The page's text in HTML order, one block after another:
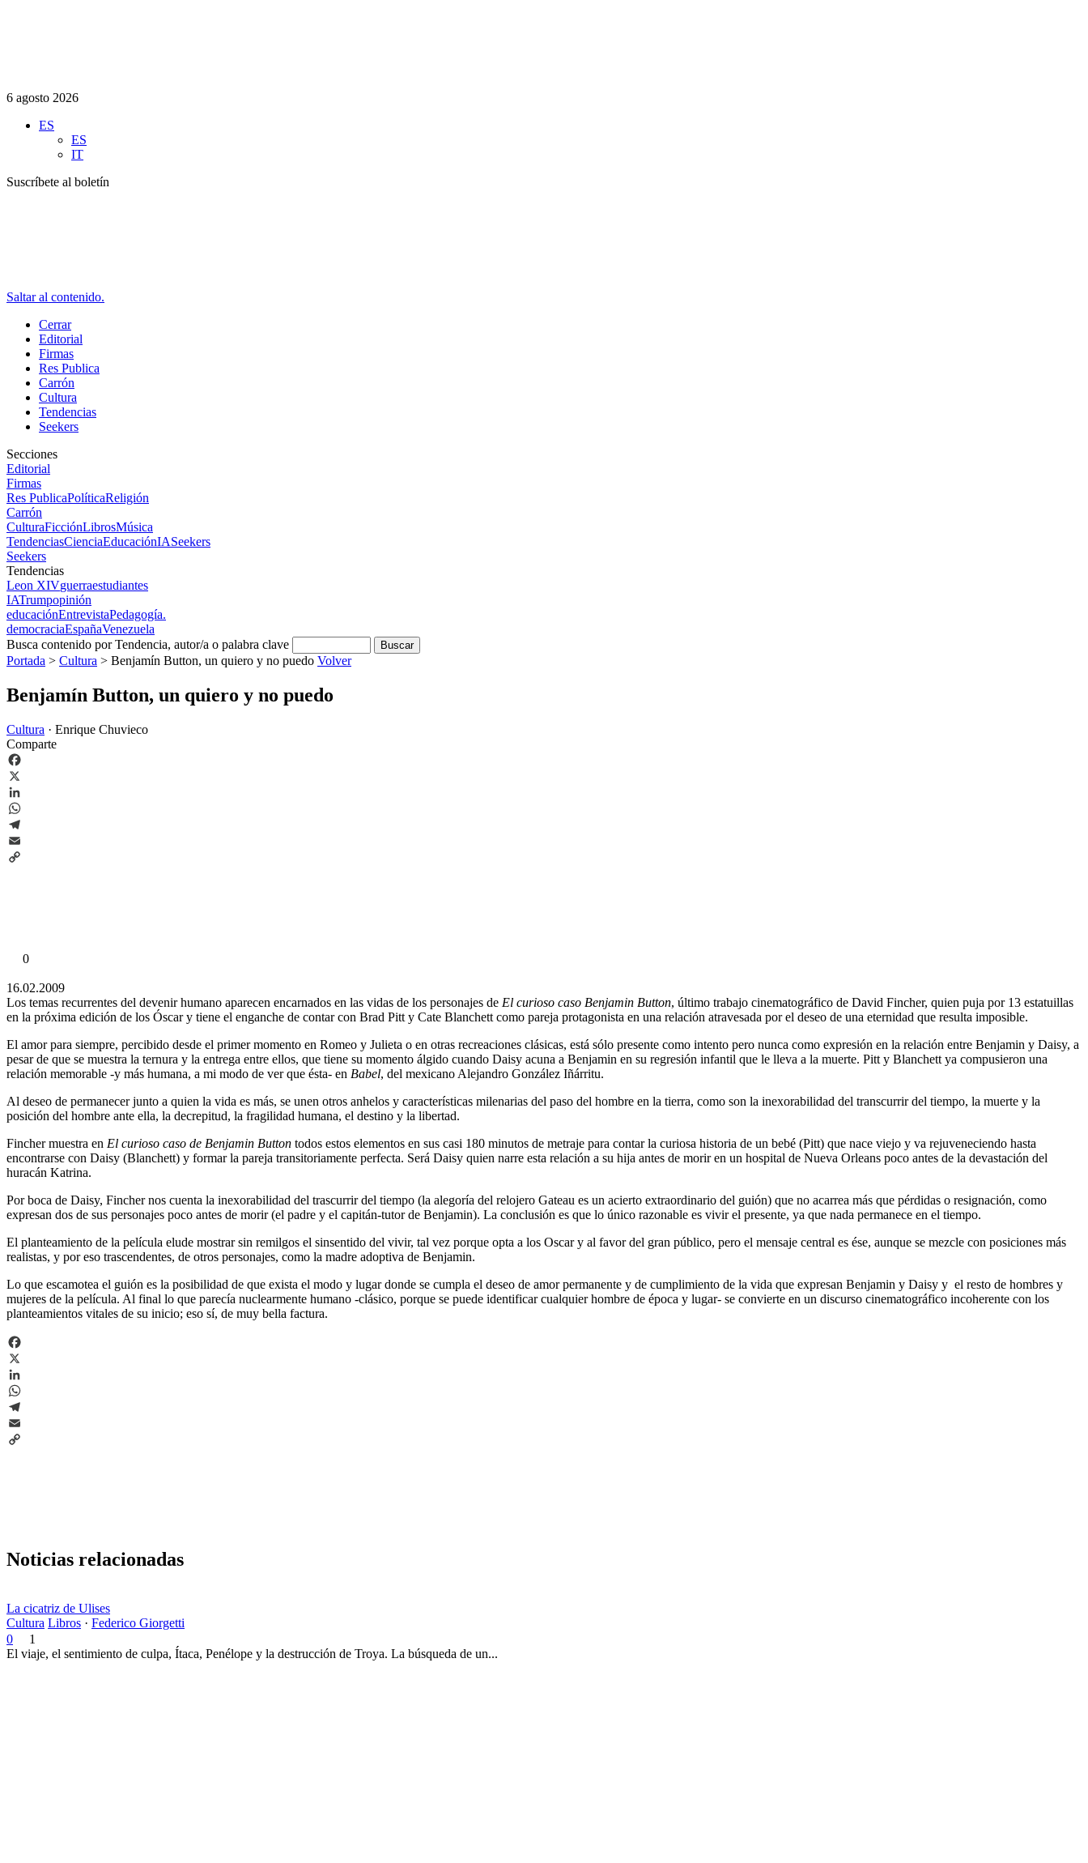
6 agosto 2026
ES
ES
IT
Suscríbete al boletín
Saltar al contenido.
Cerrar
Editorial
Firmas
Res Publica
Carrón
Cultura
Tendencias
Seekers
Secciones
Editorial
Firmas
Res PublicaPolíticaReligión
Carrón
CulturaFicciónLibrosMúsica
TendenciasCienciaEducaciónIASeekers
Seekers
Tendencias
Leon XIVguerraestudiantes
IATrumpopinión
educaciónEntrevistaPedagogía.
democraciaEspañaVenezuela
Busca contenido por Tendencia, autor/a o palabra clave
Portada > Cultura > Benjamín Button, un quiero y no puedo Volver
Benjamín Button, un quiero y no puedo
Cultura · Enrique Chuvieco
Comparte
Facebook
X
LinkedIn
WhatsApp
Telegram
Email
0
16.02.2009
Los temas recurrentes del devenir humano aparecen encarnados en las vidas de los personajes de El curioso caso Benjamin Button, último trabajo cinematográfico de David Fincher, quien puja por 13 estatuillas
en la próxima edición de los Óscar y tiene el enganche de contar con Brad Pitt y Cate Blanchett como pareja protagonista en una relación atravesada por el deseo de una eternidad que resulta imposible.
El amor para siempre, percibido desde el primer momento en Romeo y Julieta o en otras recreaciones clásicas, está sólo presente como intento pero nunca como expresión en la relación entre Benjamin y Daisy, a
pesar de que se muestra la ternura y la entrega entre ellos, que tiene su momento álgido cuando Daisy acuna a Benjamin en su regresión infantil que le lleva a la muerte. Pitt y Blanchett ya compusieron una
relación memorable -y más humana, a mi modo de ver que ésta- en Babel, del mexicano Alejandro González Iñárritu.
Al deseo de permanecer junto a quien la vida es más, se unen otros anhelos y características milenarias del paso del hombre en la tierra, como son la inexorabilidad del transcurrir del tiempo, la muerte y la
posición del hombre ante ella, la decrepitud, la fragilidad humana, el destino y la libertad.
Fincher muestra en El curioso caso de Benjamin Button todos estos elementos en sus casi 180 minutos de metraje para contar la curiosa historia de un bebé (Pitt) que nace viejo y va rejuveneciendo hasta
encontrarse con Daisy (Blanchett) y formar la pareja transitoriamente perfecta. Será Daisy quien narre esta relación a su hija antes de morir en un hospital de Nueva Orleans poco antes de la devastación del
huracán Katrina.
Por boca de Daisy, Fincher nos cuenta la inexorabilidad del trascurrir del tiempo (la alegoría del relojero Gateau es un acierto extraordinario del guión) que no acarrea más que pérdidas o resignación, como
expresan dos de sus personajes poco antes de morir (el padre y el capitán-tutor de Benjamin). La conclusión es que lo único razonable es vivir el presente, ya que nada permanece en el tiempo.
El planteamiento de la película elude mostrar sin remilgos el sinsentido del vivir, tal vez porque opta a los Oscar y al favor del gran público, pero el mensaje central es ése, aunque se mezcle con posiciones más
realistas, y por eso trascendentes, de otros personajes, como la madre adoptiva de Benjamin.
Lo que escamotea el guión es la posibilidad de que exista el modo y lugar donde se cumpla el deseo de amor permanente y de cumplimiento de la vida que expresan Benjamin y Daisy y el resto de hombres y
mujeres de la película. Al final lo que parecía nuclearmente humano -clásico, porque se puede identificar cualquier hombre de época y lugar- se convierte en un discurso cinematográfico incoherente con los
planteamientos vitales de su inicio; eso sí, de muy bella factura.
Facebook
X
LinkedIn
WhatsApp
Telegram
Email
Noticias relacionadas
La cicatriz de Ulises
Cultura Libros · Federico Giorgetti
0
1
El viaje, el sentimiento de culpa, Ítaca, Penélope y la destrucción de Troya. La búsqueda de un...